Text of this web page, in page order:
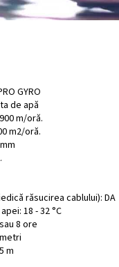
GYRO
de apă
m/oră.
m2/oră.
răsucirea cablului): DA
18 - 32 °C
8 ore
m